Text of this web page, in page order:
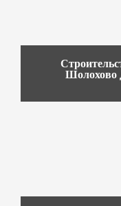
Шолохово